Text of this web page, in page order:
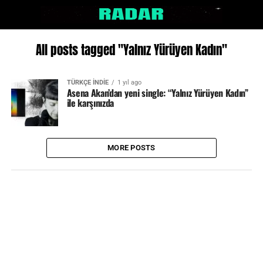
All posts tagged "Yalnız Yürüyen Kadın"
TÜRKÇE İNDİE 1 yıl ago
Asena Akan’dan yeni single: “Yalnız Yürüyen Kadın”
ile karşınızda
MORE POSTS